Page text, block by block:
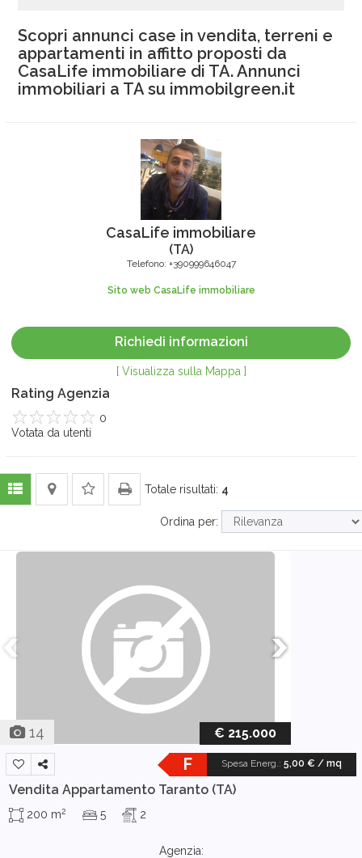
Scopri annunci case in vendita, terreni e
appartamenti in affitto proposti da
CasaLife immobiliare di TA. Annunci
immobiliari a TA su immobilgreen.it
CasaLife immobiliare
(TA)
Telefono: +390999646047
Sito web CasaLife immobiliare
Richiedi informazioni
[ Visualizza sulla Mappa ]
Rating Agenzia
5
4
3
2
1
0
Votata da utenti
Totale risultati: 4
Ordina per:
14 € 215.000
Spesa Energ.: 5,00 € / mq
F
Vendita Appartamento Taranto (TA)
200 m2 5 2
Agenzia: